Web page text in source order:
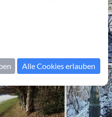
Alle Cookies erlauben